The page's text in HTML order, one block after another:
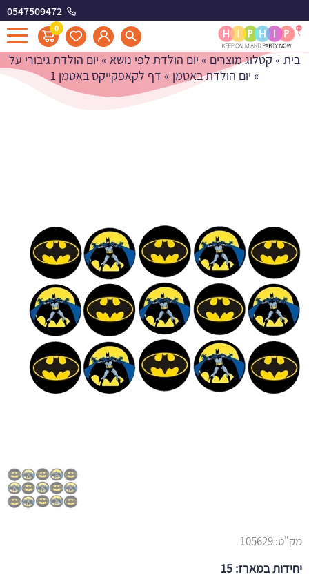
0547509472
0
דף לקאפקייקס באטמן 1
בית » קטלוג מוצרים » יום הולדת לפי נושא » יום הולדת גיבורי על
» יום הולדת באטמן » דף לקאפקייקס באטמן 1
מק"ט:105629
יחידות במארז: 15